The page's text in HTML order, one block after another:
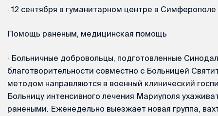
· 12 сентября в гуманитарном центре в
Помощь раненым, медицинская помощь
· Больничные добровольцы, подготовленные
благотворительности совместно с Больницей
методом направляются в военный клинический
Больницу интенсивного лечения Мариуполя
ранеными. Еженедельно выезжает новая группа,